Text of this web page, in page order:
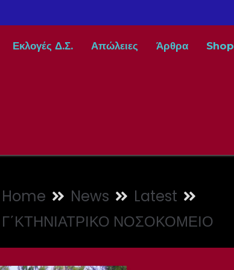
Εκλογές Δ.Σ. Απώλειες Άρθρα Shop
Home News
Latest
Γ΄ΚΤΗΝΙΑΤΡΙΚΟ ΝΟΣΟΚΟΜΕΙΟ